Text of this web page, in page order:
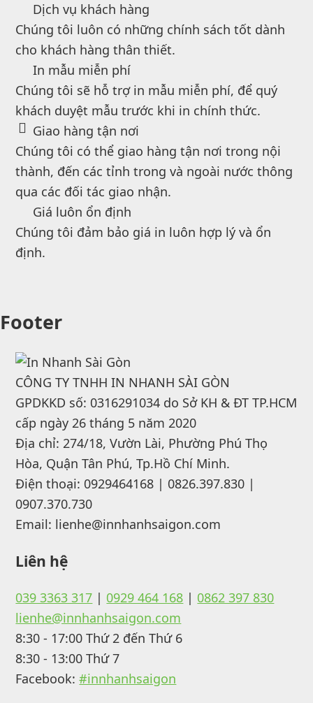
Dịch vụ khách hàng
Chúng tôi luôn có những chính sách tốt dành
cho khách hàng thân thiết.
In mẫu miễn phí
Chúng tôi sẽ hỗ trợ in mẫu miễn phí, để quý
khách duyệt mẫu trước khi in chính thức.
Giao hàng tận nơi
Chúng tôi có thể giao hàng tận nơi trong nội
thành, đến các tỉnh trong và ngoài nước thông
qua các đối tác giao nhận.
Giá luôn ổn định
Chúng tôi đảm bảo giá in luôn hợp lý và ổn
định.
Footer
CÔNG TY TNHH IN NHANH SÀI GÒN
GPDKKD số: 0316291034 do Sở KH & ĐT TP.HCM
cấp ngày 26 tháng 5 năm 2020
Địa chỉ: 274/18, Vườn Lài, Phường Phú Thọ
Hòa, Quận Tân Phú, Tp.Hồ Chí Minh.
Điện thoại: 0929464168 | 0826.397.830 |
0907.370.730
Email: lienhe@innhanhsaigon.com
Liên hệ
039 3363 317 | 0929 464 168 | 0862 397 830
lienhe@innhanhsaigon.com
8:30 - 17:00 Thứ 2 đến Thứ 6
8:30 - 13:00 Thứ 7
Facebook:#innhanhsaigon